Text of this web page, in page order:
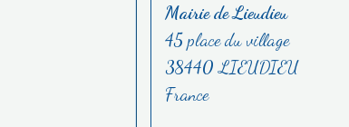
Mairie de Lieudieu
45 place du village
38440 LIEUDIEU
France